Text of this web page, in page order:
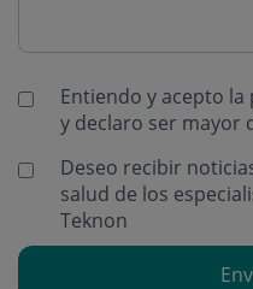
Entiendo y acepto la
y declaro ser mayor
Deseo recibir
salud de los
Teknon